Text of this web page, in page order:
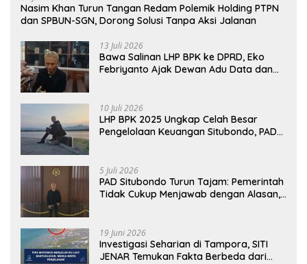
Nasim Khan Turun Tangan Redam Polemik Holding PTPN
dan SPBUN-SGN, Dorong Solusi Tanpa Aksi Jalanan
13 Juli 2026
Bawa Salinan LHP BPK ke DPRD, Eko
Febriyanto Ajak Dewan Adu Data dan
10 Juli 2026
LHP BPK 2025 Ungkap Celah Besar
Pengelolaan Keuangan Situbondo, PAD
5 Juli 2026
PAD Situbondo Turun Tajam: Pemerintah
Tidak Cukup Menjawab dengan Alasan,
19 Juni 2026
Investigasi Seharian di Tampora, SITI
JENAR Temukan Fakta Berbeda dari